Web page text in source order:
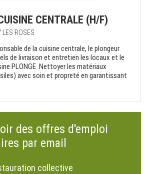
CENTRALE (H/F)
ROSES
de la cuisine centrale, le plongeur
de livraison et entretien les locaux et le
Nettoyer les matériaux
avec soin et propreté en garantissant
des offres d'emploi
par email
collective